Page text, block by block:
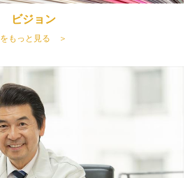
ビジョン
をもっと見る ＞